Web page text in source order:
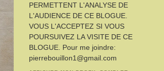
PERMETTENT L'ANALYSE DE
L'AUDIENCE DE CE BLOGUE.
VOUS L'ACCEPTEZ SI VOUS
POURSUIVEZ LA VISITE DE CE
BLOGUE. Pour me joindre:
pierrebouillon1@gmail.com